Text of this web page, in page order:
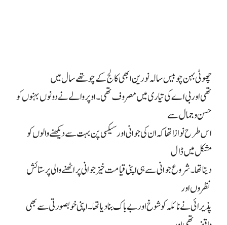
چھوٹی بہن چوبیس سالہ نورین ابھی کالج کے چوتھے سال میں
تھی اور بی اے کی تیاری میں مصروف تھی۔ اوپر والے نے دونوں بہنوں کو
حسن و جمال سے
اس طرح نوازا تھا کہ ان کی جوانی اور سیکسی پن بہت سے دیکھنے والوں کو
مشکل میں ڈال
دیتا تھا۔ شروع جوانی سے ہی اپنی قیامت خیز جوانی پر اٹھنے والی پرستائش
نظروں اور
پذیرائی نے نائلہ کو شوخ اور بے باک بنا دیا تھا۔ اپنی خوبصورتی سے بھی